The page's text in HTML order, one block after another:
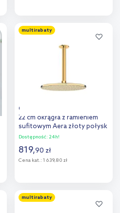
Dodaj do
multirabaty
Oltens Atran deszczownica
22 cm okrągła z ramieniem
sufitowym Aera złoty połysk
36089800
Dostępność: 24h!
819,90 zł
Cena kat.: 1 639,80 zł
Dodaj do
multirabaty